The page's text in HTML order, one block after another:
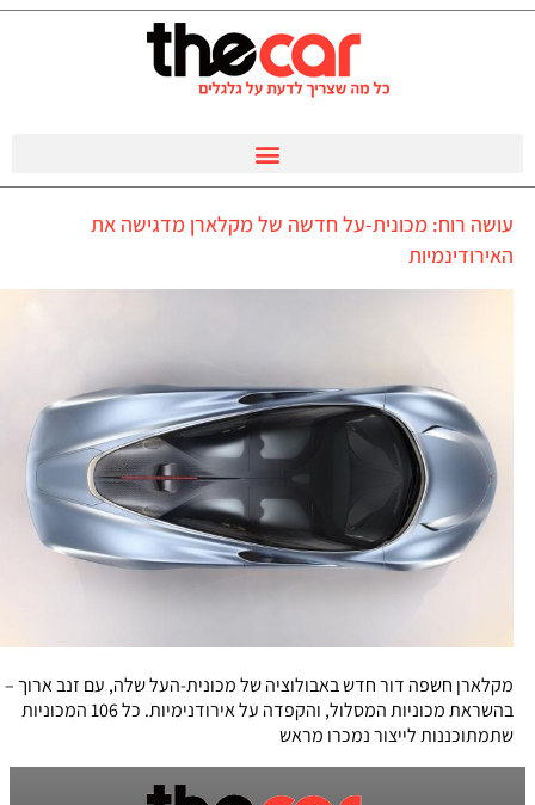
עושה רוח: מכונית-על חדשה של מקלארן מדגישה את
האירודינמיות
מקלארן חשפה דור חדש באבולוציה של מכונית-העל שלה, עם זנב ארוך –
בהשראת מכוניות המסלול, והקפדה על אירודנימיות. כל 106 המכוניות
שתמתוכננות לייצור נמכרו מראש